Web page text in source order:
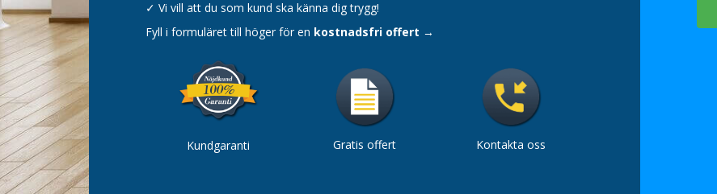
✓ Vi vill att du som kund ska känna dig trygg!
Fyll i formuläret till höger för en kostnadsfri offert →
Kundgaranti Gratis offert Kontakta oss